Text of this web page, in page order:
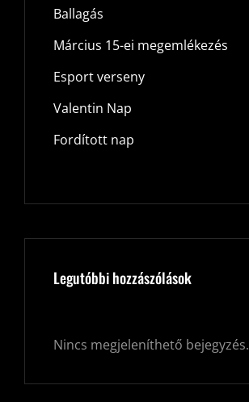
Ballagás
Március 15-ei megemlékezés
Esport verseny
Valentin Nap
Fordított nap
Legutóbbi hozzászólások
Nincs megjeleníthető bejegyzés.